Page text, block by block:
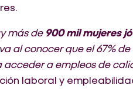
más de900 mil mujeres
al conocer que el 67%
a empleos de
laboral y